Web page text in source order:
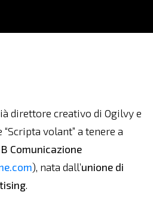
direttore creativo di Ogilvy e
volant” a tenere a
Comunicazione
), nata dall’unione di
.